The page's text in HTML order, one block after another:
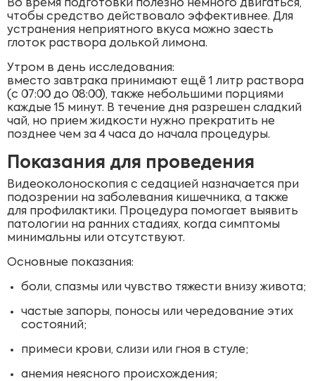
Во время подготовки полезно немного двигаться,
чтобы средство действовало эффективнее. Для
устранения неприятного вкуса можно заесть
глоток раствора долькой лимона.
Утром в день исследования:
вместо завтрака принимают ещё 1 литр раствора
(с 07:00 до 08:00), также небольшими порциями
каждые 15 минут. В течение дня разрешен сладкий
чай, но прием жидкости нужно прекратить не
позднее чем за 4 часа до начала процедуры.
Показания для проведения
Видеоколоноскопия с седацией назначается при
подозрении на заболевания кишечника, а также
для профилактики. Процедура помогает выявить
патологии на ранних стадиях, когда симптомы
минимальны или отсутствуют.
Основные показания:
боли, спазмы или чувство тяжести внизу живота;
частые запоры, поносы или чередование этих
состояний;
примеси крови, слизи или гноя в стуле;
анемия неясного происхождения;